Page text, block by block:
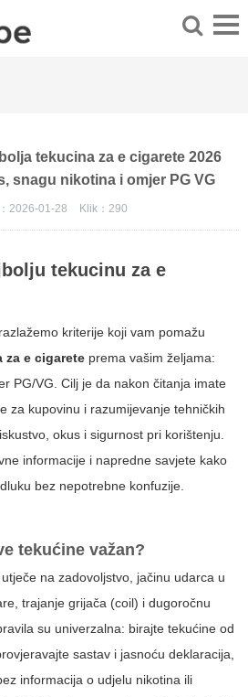
tekucina za e cigarete 2026
snagu nikotina i omjer PG VG
2026-01-28 Klik： 290
tekucinu za e
kriterije koji vam pomažu
za e cigarete prema vašim željama:
PG/VG. Cilj je da nakon čitanja imate
za kupovinu i razumijevanje tehničkih
okus i sigurnost pri korištenju.
informacije i napredne savjete kako
bez nepotrebne konfuzije.
tekućine važan?
na zadovoljstvo, jačinu udarca u
trajanje grijača (coil) i dugoročnu
su univerzalna: birajte tekućine od
sastav i jasnoću deklaracija,
informacija o udjelu nikotina ili